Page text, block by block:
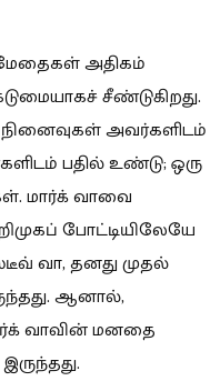
மேதைகள் அதிகம்
சீண்டுகிறது.
அவர்களிடம்
பதில் உண்டு; ஒரு
மார்க் வாவை
போட்டியிலேயே
வா, தனது முதல்
ஆனால்,
வாவின் மனதை